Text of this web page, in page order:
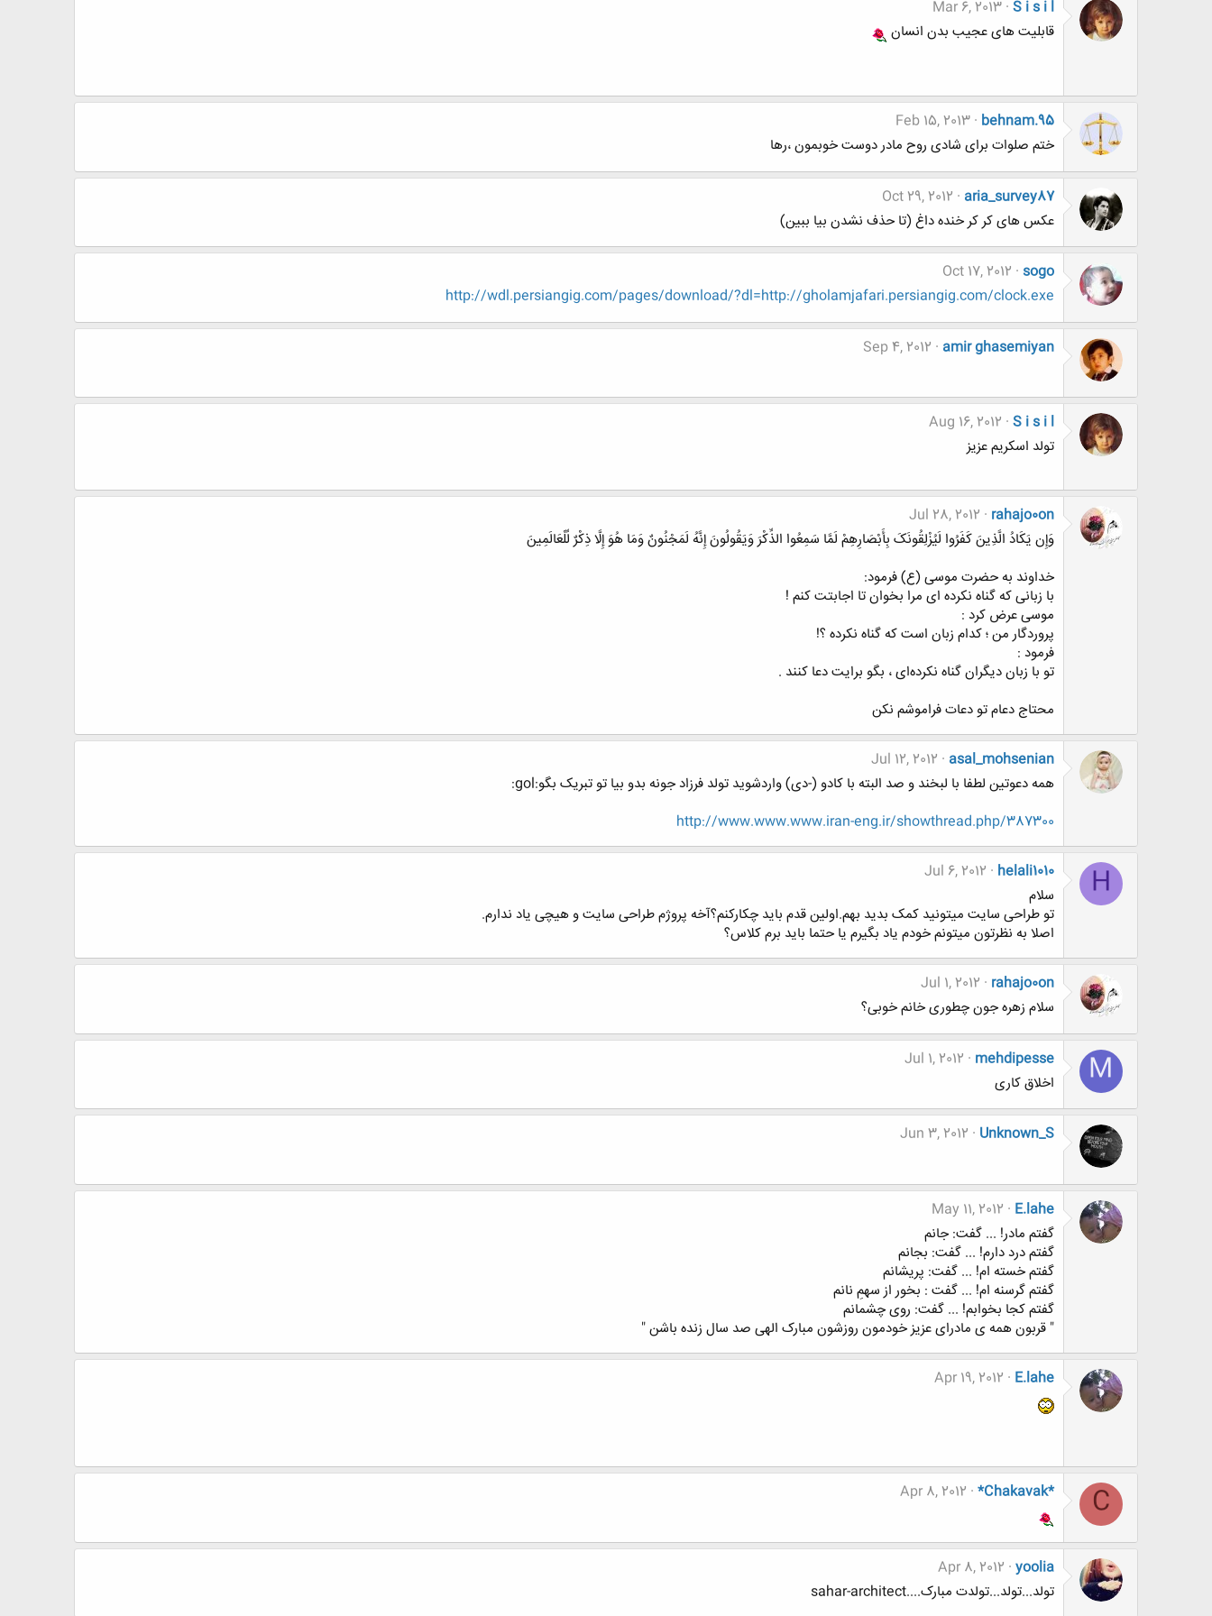
S i s i l
Mar 6, 2013
قابلیت های عجیب بدن انسان
behnam.95
Feb 15, 2013
ختم صلوات برای شادی روح مادر دوست خوبمون ،رها
aria_survey87
Oct 29, 2012
عکس های کر کر خنده داغ (تا حذف نشدن بیا ببین)
sogo
Oct 17, 2012
http://wdl.persiangig.com/pages/download/?dl=http://gholamjafari.persiangig.com/clock.exe
amir ghasemiyan
Sep 4, 2012
S i s i l
Aug 16, 2012
تولد اسکریم عزیز
rahajo0on
Jul 28, 2012
وَإِن یَکَادُ الَّذِینَ کَفَرُوا لَیُزْلِقُونَکَ بِأَبْصَارِهِمْ لَمَّا سَمِعُوا الذِّکْرَ وَیَقُولُونَ إِنَّهُ لَمَجْنُونٌ وَمَا هُوَ إِلَّا ذِکْرٌ لِّلْعَالَمِینَ
خداوند به حضرت موسی (ع) فرمود:
با زبانی که گناه نکرده ای مرا بخوان تا اجابتت کنم !
موسی عرض کرد :
پروردگار من ؛ کدام زبان است که گناه نکرده ؟!
فرمود :
تو با زبان دیگران گناه نکرده‌ای ، بگو برایت دعا کنند .
محتاج دعام تو دعات فراموشم نکن
asal_mohsenian
Jul 12, 2012
همه دعوتين لطفا با لبخند و صد البته با كادو (-دى) واردشويد تولد فرزاد جونه بدو بیا تو تبریک بگو:gol:
http://www.www.www.iran-eng.ir/showthread.php/387300
H
helali1010
Jul 6, 2012
سلام
تو طراحی سایت میتونید کمک بدید بهم.اولین قدم باید چکارکنم؟آخه پروژم طراحی سایت و هیچی یاد ندارم.
اصلا به نظرتون میتونم خودم یاد بگیرم یا حتما باید برم کلاس؟
rahajo0on
Jul 1, 2012
سلام زهره جون چطوری خانم خوبی؟
M
mehdipesse
Jul 1, 2012
اخلاق کاری
Unknown_S
Jun 3, 2012
E.lahe
May 11, 2012
گفتم مادر! ... گفت: جانم
گفتم درد دارم! ... گفت: بجانم
گفتم خسته ام! ... گفت: پریشانم
گفتم گرسنه ام! ... گفت : بخور از سهمِ نانم
گفتم کجا بخوابم! ... گفت: روی چشمانم
" قربون همه ی مادرای عزیز خودمون روزشون مبارک الهی صد سال زنده باشن "
E.lahe
Apr 19, 2012
C
*Chakavak*
Apr 8, 2012
yoolia
Apr 8, 2012
تولد...تولد...تولدت مبارک....sahar-architect